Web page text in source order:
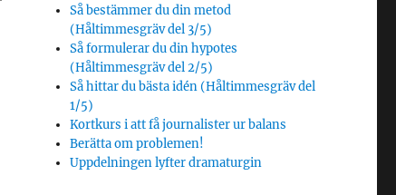
Så bestämmer du din metod
(Håltimmesgräv del 3/5)
Så formulerar du din hypotes
(Håltimmesgräv del 2/5)
Så hittar du bästa idén (Håltimmesgräv del
1/5)
Kortkurs i att få journalister ur balans
Berätta om problemen!
Uppdelningen lyfter dramaturgin